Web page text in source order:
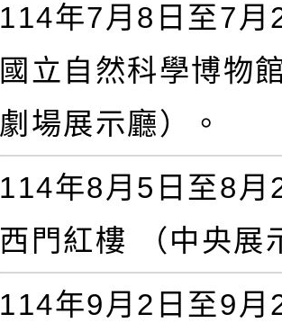
114年7月8日至7月
國立自然科學博物
劇場展示廳）。
114年8月5日至8月
西門紅樓 （中央展
114年9月2日至9月